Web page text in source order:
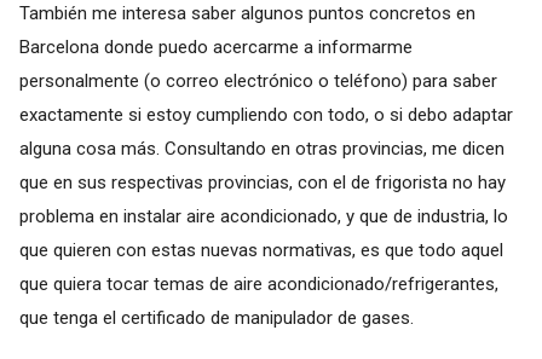
También me interesa saber algunos puntos concretos en
Barcelona donde puedo acercarme a informarme
personalmente (o correo electrónico o teléfono) para saber
exactamente si estoy cumpliendo con todo, o si debo adaptar
alguna cosa más. Consultando en otras provincias, me dicen
que en sus respectivas provincias, con el de frigorista no hay
problema en instalar aire acondicionado, y que de industria, lo
que quieren con estas nuevas normativas, es que todo aquel
que quiera tocar temas de aire acondicionado/refrigerantes,
que tenga el certificado de manipulador de gases.